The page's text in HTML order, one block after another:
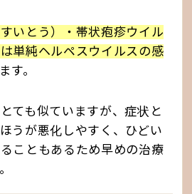
いとう）・帯状疱疹ウイル
単純ヘルペスウイルスの感
す。
ても似ていますが、症状と
うが悪化しやすく、ひどい
こともあるため早めの治療